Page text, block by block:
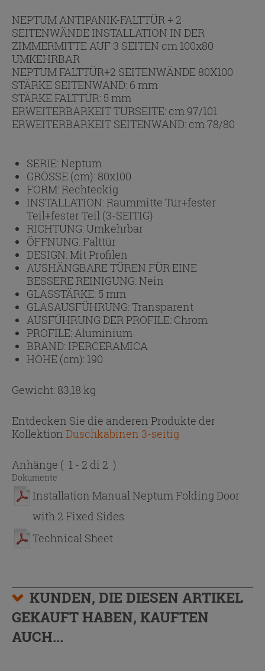
NEPTUM ANTIPANIK-FALTTÜR + 2
SEITENWÄNDE INSTALLATION IN DER
ZIMMERMITTE AUF 3 SEITEN cm 100x80
UMKEHRBAR
NEPTUM FALTTÜR+2 SEITENWÄNDE 80X100
STÄRKE SEITENWAND: 6 mm
STÄRKE FALTTÜR: 5 mm
ERWEITERBARKEIT TÜRSEITE: cm 97/101
ERWEITERBARKEIT SEITENWAND: cm 78/80
SERIE:Neptum
GRÖSSE (cm): 80x100
FORM:Rechteckig
INSTALLATION:Raummitte Tür+fester
Teil+fester Teil (3-SEITIG)
RICHTUNG:Umkehrbar
ÖFFNUNG:Falttür
DESIGN:Mit Profilen
AUSHÄNGBARE TÜREN FÜR EINE
BESSERE REINIGUNG:Nein
GLASSTÄRKE: 5 mm
GLASAUSFÜHRUNG:Transparent
AUSFÜHRUNG DER PROFILE: Chrom
PROFILE:Aluminium
BRAND: IPERCERAMICA
HÖHE (cm): 190
Gewicht: 83,18 kg
Entdecken Sie die anderen Produkte der
Kollektion Duschkabinen 3-seitig
Anhänge ( 1 - 2 di 2 )
Dokumente
Installation Manual Neptum Folding Door
with 2 Fixed Sides
Technical Sheet
KUNDEN, DIE DIESEN ARTIKEL
GEKAUFT HABEN, KAUFTEN
AUCH...